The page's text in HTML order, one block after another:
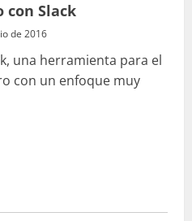
con Slack
de 2016
una herramienta para el
con un enfoque muy